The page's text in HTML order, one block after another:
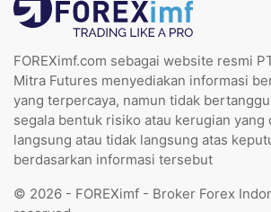
FOREXimf.com sebagai website resmi
Mitra Futures menyediakan informasi
yang terpercaya, namun tidak
segala bentuk risiko atau kerugian yang
langsung atau tidak langsung atas
berdasarkan informasi tersebut
© 2026 - FOREXimf - Broker Forex